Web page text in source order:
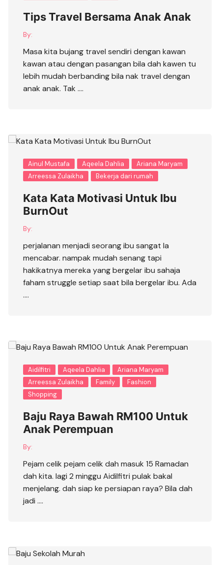
Tips Travel Bersama Anak Anak
By:
Masa kita bujang travel sendiri dengan kawan
kawan atau dengan pasangan bila dah kawen tu
lebih mudah berbanding bila nak travel dengan
anak anak. Tak ….
Ainul Mustafa Aqeela Dahlia
Ariana Maryam
Arreessa Zulaikha
Bekerja dari rumah
Kata Kata Motivasi Untuk Ibu
BurnOut
By:
perjalanan menjadi seorang ibu sangat la
mencabar. nampak mudah senang tapi
hakikatnya mereka yang bergelar ibu sahaja
faham struggle setiap saat bila bergelar ibu. Ada
….
Aidilfitri Aqeela Dahlia
Ariana Maryam
Arreessa Zulaikha
Family
Fashion
Shopping
Baju Raya Bawah RM100 Untuk
Anak Perempuan
By:
Pejam celik pejam celik dah masuk 15 Ramadan
dah kita. lagi 2 minggu Aidilfitri pulak bakal
menjelang. dah siap ke persiapan raya? Bila dah
jadi ….